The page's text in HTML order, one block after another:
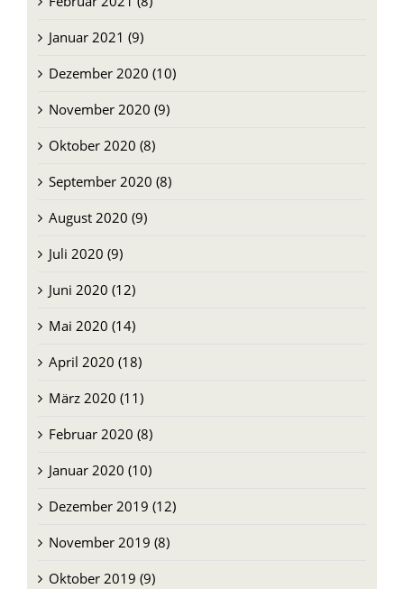
Januar 2021 (9)
Dezember 2020 (10)
November 2020 (9)
Oktober 2020 (8)
September 2020 (8)
August 2020 (9)
Juli 2020 (9)
Juni 2020 (12)
Mai 2020 (14)
April 2020 (18)
März 2020 (11)
Februar 2020 (8)
Januar 2020 (10)
Dezember 2019 (12)
November 2019 (8)
Oktober 2019 (9)